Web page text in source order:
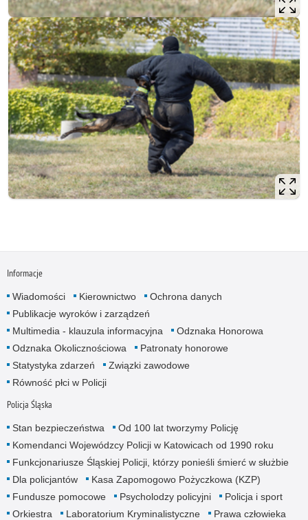
Informacje
Wiadomości Kierownictwo
Ochrona danych
Publikacje wyroków i zarządzeń
Multimedia - klauzula informacyjna
Odznaka Honorowa
Odznaka Okolicznościowa
Patronaty honorowe
Statystyka zdarzeń
Związki zawodowe
Równość płci w Policji
Policja Śląska
Stan bezpieczeństwa
Od 100 lat tworzymy Policję
Komendanci Wojewódzcy Policji w Katowicach od 1990 roku
Funkcjonariusze Śląskiej Policji, którzy ponieśli śmierć w służbie
Dla policjantów
Kasa Zapomogowo Pożyczkowa (KZP)
Fundusze pomocowe
Psycholodzy policyjni
Policja i sport
Orkiestra
Laboratorium Kryminalistyczne
Prawa człowieka